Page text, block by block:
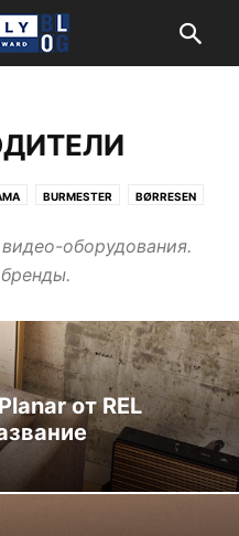
BURMESTER BØRRESEN
LEVINSON MATRIX AUDIO
POWERGRIP
оборудования.
от REL